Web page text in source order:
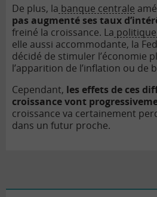
De plus, la banque centrale
pas augmenté ses taux
freiné la croissance. La
elle aussi accommodante, la
décidé de stimuler l’économie
l’apparition de l’inflation ou de
Cependant, les effets de ces
croissance vont
croissance va certainement
dans un futur proche.